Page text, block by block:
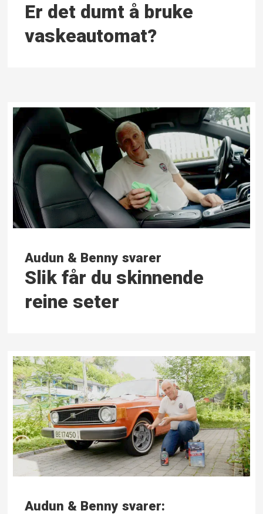
Er det dumt å bruke
vaskeautomat?
Audun & Benny svarer
Slik får du skinnende
reine seter
Audun & Benny svarer: